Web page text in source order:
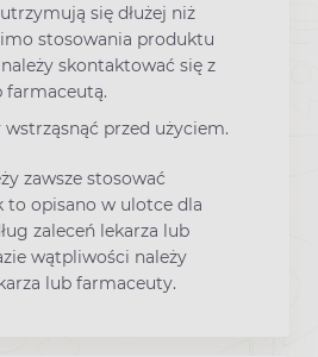
się dłużej niż
stosowania produktu
skontaktować się z
farmaceutą.
wstrząsnąć przed użyciem.
zawsze stosować
to opisano w ulotce dla
zaleceń lekarza lub
wątpliwości należy
lub farmaceuty.